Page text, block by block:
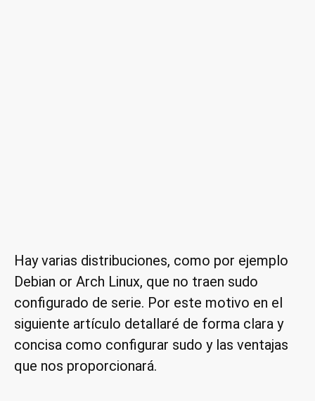
Hay varias distribuciones, como por ejemplo
Debian or Arch Linux, que no traen sudo
configurado de serie. Por este motivo en el
siguiente artículo detallaré de forma clara y
concisa como configurar sudo y las ventajas
que nos proporcionará.